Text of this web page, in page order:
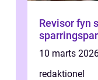
Revisor fyn sådan finder du den rette
10 marts
redaktionel